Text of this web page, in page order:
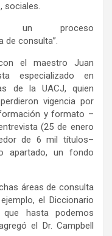
sociales.
un proceso
de consulta”.
el maestro Juan
especializado en
de la UACJ, quien
vigencia por
y formato –
(25 de enero
de 6 mil títulos–
apartado, un fondo
áreas de consulta
el Diccionario
hasta podemos
el Dr. Campbell